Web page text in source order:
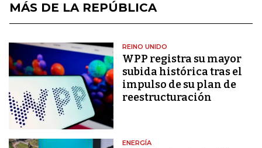
MÁS DE LA REPÚBLICA
REINO UNIDO
WPP registra su mayor
subida histórica tras el
impulso de su plan de
reestructuración
ENERGÍA